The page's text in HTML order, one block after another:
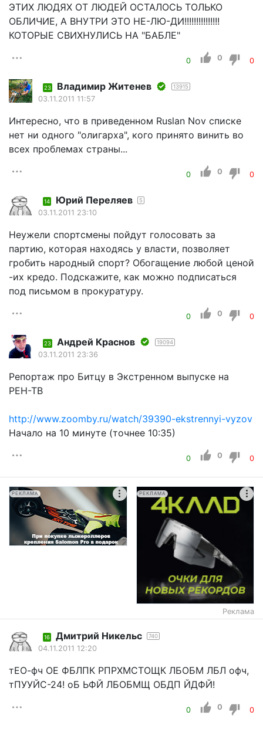
ЭТИХ ЛЮДЯХ ОТ ЛЮДЕЙ ОСТАЛОСЬ ТОЛЬКО
ОБЛИЧИЕ, А ВНУТРИ ЭТО НЕ-ЛЮ-ДИ!!!!!!!!!!!!!!!
КОТОРЫЕ СВИХНУЛИСЬ НА "БАБЛЕ"
0 0 0
23 Владимир Житенев 13915
03.11.2011 11:57
Интересно, что в приведенном Ruslan Nov списке
нет ни одного "олигарха", кого принято винить во
всех проблемах страны...
0 0 0
14 Юрий Переляев 5
03.11.2011 23:10
Неужели спортсмены пойдут голосовать за
партию, которая находясь у власти, позволяет
гробить народный спорт? Обогащение любой ценой
-их кредо. Подскажите, как можно подписаться
под письмом в прокуратуру.
0 0 0
23 Андрей Краснов 19094
03.11.2011 23:36
Репортаж про Битцу в Экстренном выпуске на
РЕН-ТВ
http://www.zoomby.ru/watch/39390-ekstrennyi-vyzov
Начало на 10 минуте (точнее 10:35)
0 0 0
РЕКЛАМА РЕКЛАМА
Реклама
16 Дмитрий Никельс 740
04.11.2011 12:20
тЕО-фч ОЕ ФБЛПК РПРХМСТОЩК ЛБОБМ ЛБЛ офч,
тПУУЙС-24! оБ ЬФЙ ЛБОБМЩ ОБДП ЙДФЙ!
0 0 0